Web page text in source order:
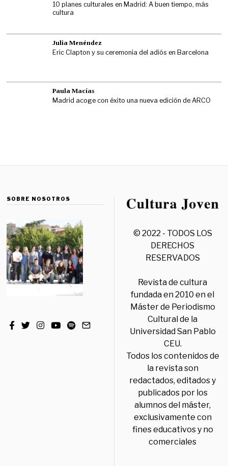
10 planes culturales en Madrid: A buen tiempo, más
cultura
Julia Menéndez
Eric Clapton y su ceremonia del adiós en Barcelona
Paula Macías
Madrid acoge con éxito una nueva edición de ARCO
SOBRE NOSOTROS
© 2022 - TODOS LOS
DERECHOS
RESERVADOS
Revista de cultura
fundada en 2010 en el
Máster de Periodismo
Cultural de la
Universidad San Pablo
CEU.
Todos los contenidos de
la revista son
redactados, editados y
publicados por los
alumnos del máster,
exclusivamente con
fines educativos y no
comerciales